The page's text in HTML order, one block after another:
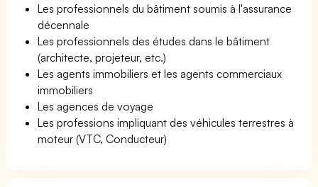
Les professionnels du bâtiment soumis à l'assurance
décennale
Les professionnels des études dans le bâtiment
(architecte, projeteur, etc.)
Les agents immobiliers et les agents commerciaux
immobiliers
Les agences de voyage
Les professions impliquant des véhicules terrestres à
moteur (VTC, Conducteur)